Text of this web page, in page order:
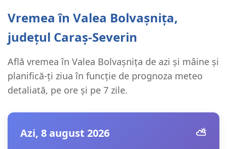
Vremea în Valea Bolvașnița,
județul Caraș-Severin
Află vremea în Valea Bolvașnița de azi și mâine și
planifică-ți ziua în funcție de prognoza meteo
detaliată, pe ore și pe 7 zile.
Azi, 8 august 2026 ⛅️